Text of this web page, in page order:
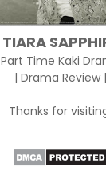
TIARA
Part Time Kaki
| Drama Review |
Thanks for